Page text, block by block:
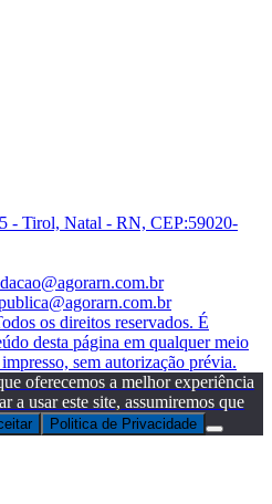
- Tirol, Natal - RN, CEP:59020-
os direitos reservados. É
desta página em qualquer meio
sem autorização prévia.
oferecemos a melhor experiência
a usar este site, assumiremos que
Politica de Privacidade